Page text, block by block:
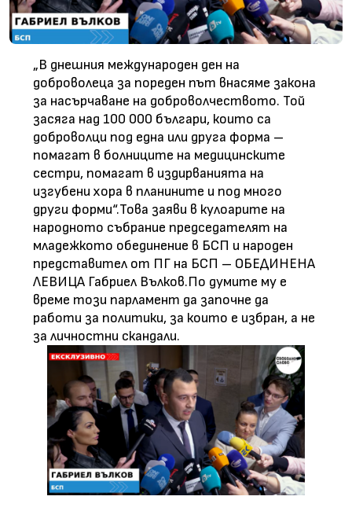
„В днешния международен ден на
доброволеца за пореден път внасяме закона
за насърчаване на доброволчеството. Той
засяга над 100 000 българи, които са
доброволци под една или друга форма –
помагат в болниците на медицинските
сестри, помагат в издирванията на
изгубени хора в планините и под много
други форми“.Това заяви в кулоарите на
народното събрание председателят на
младежкото обединение в БСП и народен
представител от ПГ на БСП – ОБЕДИНЕНА
ЛЕВИЦА Габриел Вълков.По думите му е
време този парламент да започне да
работи за политики, за които е избран, а не
за личностни скандали.